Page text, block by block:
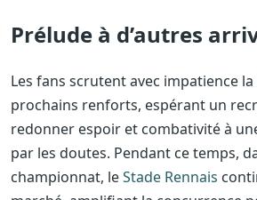
Prélude à d’autres
Les fans scrutent avec impatience
prochains renforts, espérant un
redonner espoir et combativité à
par les doutes. Pendant ce temps,
championnat, leStade Rennais